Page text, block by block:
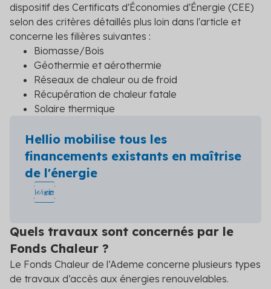
dispositif des Certificats d'Économies d'Énergie (CEE)
selon des critères détaillés plus loin dans l'article et
concerne les filières suivantes :
Biomasse/Bois
Géothermie et aérothermie
Réseaux de chaleur ou de froid
Récupération de chaleur fatale
Solaire thermique
Hellio mobilise tous les
financements existants en maîtrise
de l'énergie
Quels travaux sont concernés par le
Fonds Chaleur ?
Le Fonds Chaleur de l’Ademe concerne plusieurs types
de travaux d’accès aux énergies renouvelables.